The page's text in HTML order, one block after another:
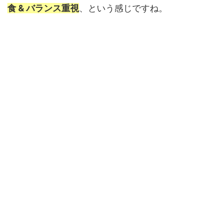
食 & バランス重視、という感じですね。